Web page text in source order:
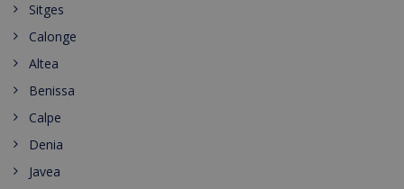
Sitges
Calonge
Altea
Benissa
Calpe
Denia
Javea